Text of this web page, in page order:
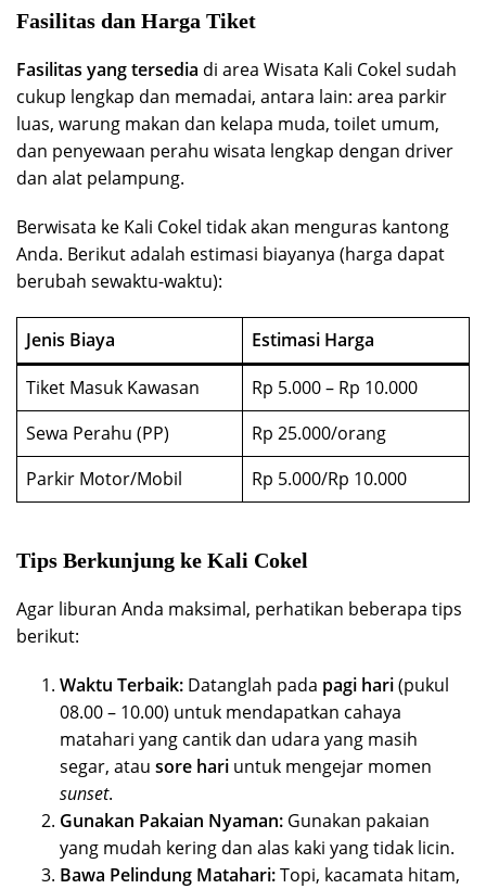
Fasilitas dan Harga Tiket
Fasilitas yang tersedia di area Wisata Kali Cokel sudah
cukup lengkap dan memadai, antara lain: area parkir
luas, warung makan dan kelapa muda, toilet umum,
dan penyewaan perahu wisata lengkap dengan driver
dan alat pelampung.
Berwisata ke Kali Cokel tidak akan menguras kantong
Anda. Berikut adalah estimasi biayanya (harga dapat
berubah sewaktu-waktu):
Jenis Biaya
Estimasi Harga
Tiket Masuk Kawasan
Rp 5.000 – Rp 10.000
Sewa Perahu (PP)
Rp 25.000/orang
Parkir Motor/Mobil
Rp 5.000/Rp 10.000
Tips Berkunjung ke Kali Cokel
Agar liburan Anda maksimal, perhatikan beberapa tips
berikut:
Waktu Terbaik: Datanglah pada pagi hari(pukul
08.00 – 10.00) untuk mendapatkan cahaya
matahari yang cantik dan udara yang masih
segar, atau sore hari untuk mengejar momen
sunset.
Gunakan Pakaian Nyaman: Gunakan pakaian
yang mudah kering dan alas kaki yang tidak licin.
Bawa Pelindung Matahari:Topi, kacamata hitam,